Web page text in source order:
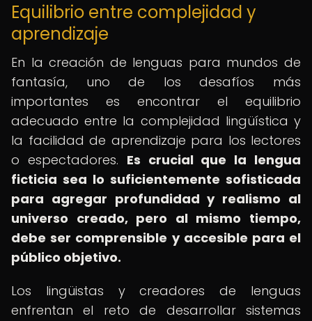
Equilibrio entre complejidad y
aprendizaje
En la creación de lenguas para mundos de
fantasía, uno de los desafíos más
importantes es encontrar el equilibrio
adecuado entre la complejidad lingüística y
la facilidad de aprendizaje para los lectores
o espectadores. Es crucial que la lengua
ficticia sea lo suficientemente sofisticada
para agregar profundidad y realismo al
universo creado, pero al mismo tiempo,
debe ser comprensible y accesible para el
público objetivo.
Los lingüistas y creadores de lenguas
enfrentan el reto de desarrollar sistemas